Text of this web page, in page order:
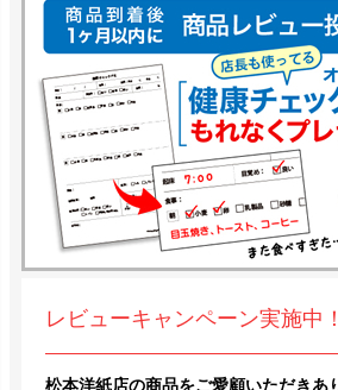
レビューキャンペーン実施中！
松本洋紙店の商品をご愛顧いただきあ